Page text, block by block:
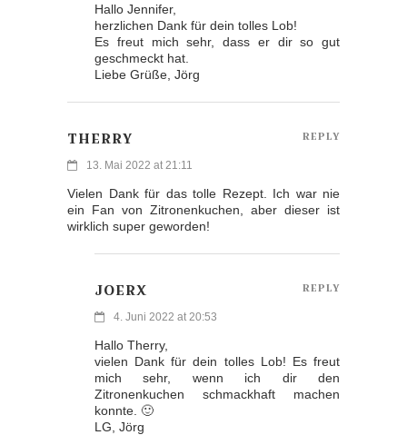
Hallo Jennifer,
herzlichen Dank für dein tolles Lob!
Es freut mich sehr, dass er dir so gut
geschmeckt hat.
Liebe Grüße, Jörg
THERRY
13. Mai 2022 at 21:11
Vielen Dank für das tolle Rezept. Ich war nie
ein Fan von Zitronenkuchen, aber dieser ist
wirklich super geworden!
REPLY
JOERX
4. Juni 2022 at 20:53
Hallo Therry,
vielen Dank für dein tolles Lob! Es freut
mich sehr, wenn ich dir den
Zitronenkuchen schmackhaft machen
konnte. 🙂
LG, Jörg
REPLY